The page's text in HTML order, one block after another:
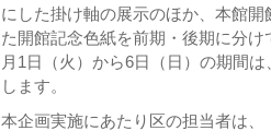
にした掛け軸の展示のほか、本館
た開館記念色紙を前期・後期に分
月1日（火）から6日（日）の期間
します。
本企画実施にあたり区の担当者は